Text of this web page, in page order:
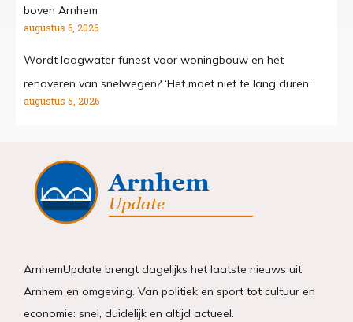
boven Arnhem
augustus 6, 2026
Wordt laagwater funest voor woningbouw en het
renoveren van snelwegen? ‘Het moet niet te lang duren’
augustus 5, 2026
ArnhemUpdate brengt dagelijks het laatste nieuws uit
Arnhem en omgeving. Van politiek en sport tot cultuur en
economie: snel, duidelijk en altijd actueel.